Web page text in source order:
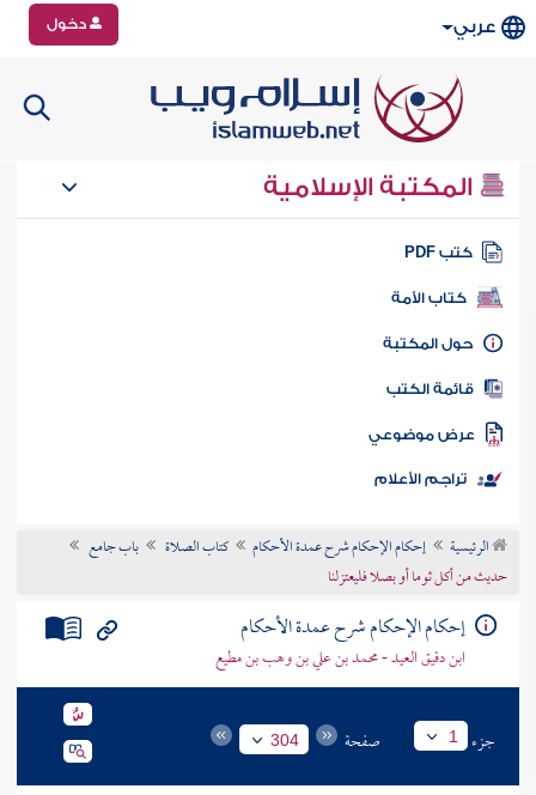
عربي دخول
المكتبة الإسلامية
كتب PDF
كتاب الأمة
المكتبة
الكتب
موضوعي
تراجم الأعلام
الرئيسية إحكام الإحكام شرح عمدة الأحكام كتاب الصلاة
باب جامع
حديث من أكل ثوما أو بصلا فليعتزلنا
إحكام الإحكام شرح عمدة الأحكام
ابن دقيق العيد - محمد بن علي بن وهب بن مطيع
جزء 1 صفحة 304